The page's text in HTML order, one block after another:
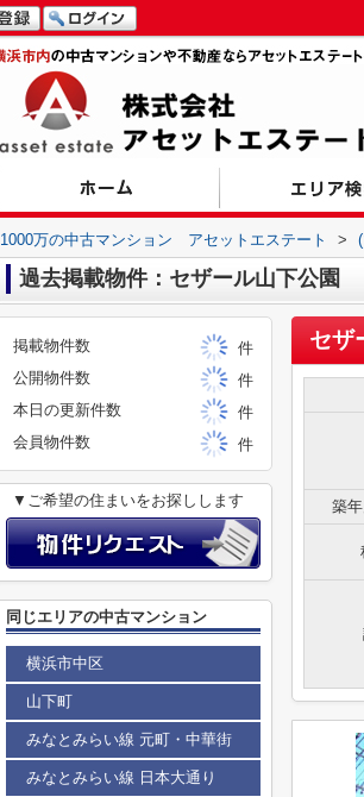
1000万の中古マンション アセットエステート >
過去掲載物件：セザール山下公園
セザ
築年
掲載物件数
件
公開物件数
件
本日の更新件数
件
会員物件数
件
▼ご希望の住まいをお探しします
同じエリアの中古マンション
横浜市中区
山下町
みなとみらい線 元町・中華街
みなとみらい線 日本大通り